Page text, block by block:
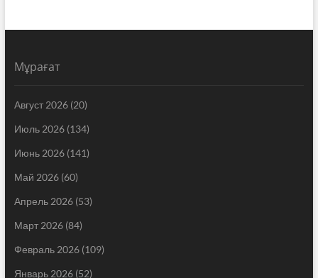
Мұрағат
Август 2026(20)
Июль 2026(134)
Июнь 2026(141)
Май 2026(60)
Апрель 2026(53)
Март 2026(84)
Февраль 2026(109)
Январь 2026(52)